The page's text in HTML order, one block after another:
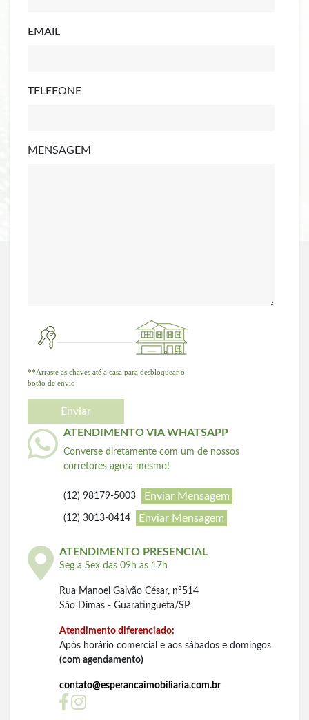
EMAIL
TELEFONE
MENSAGEM
**Arraste as chaves até a casa para desbloquear o
botão de envio
Enviar
ATENDIMENTO VIA WHATSAPP
Converse diretamente com um de nossos
corretores agora mesmo!
(12) 98179-5003 Enviar Mensagem
(12) 3013-0414 Enviar Mensagem
ATENDIMENTO PRESENCIAL
Seg a Sex das 09h às 17h
Rua Manoel Galvão César, nº514
São Dimas - Guaratinguetá/SP
Atendimento diferenciado:
Após horário comercial e aos sábados e domingos
(com agendamento)
contato@esperancaimobiliaria.com.br